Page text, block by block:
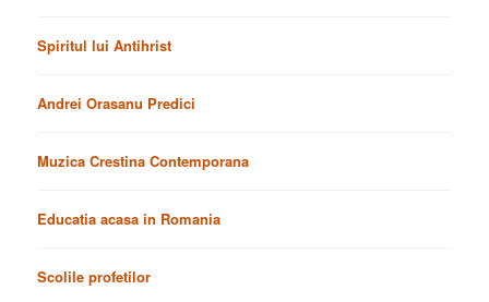
Spiritul lui Antihrist
Andrei Orasanu Predici
Muzica Crestina Contemporana
Educatia acasa in Romania
Scolile profetilor